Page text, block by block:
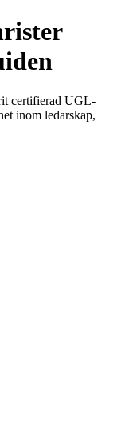
certifierad UGL-
inom ledarskap,